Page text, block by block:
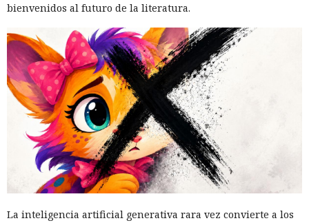
bienvenidos al futuro de la literatura.
La inteligencia artificial generativa rara vez convierte a los